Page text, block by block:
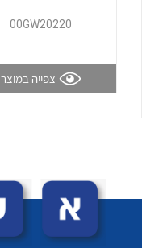
לכל מוצרי היצרן
00GW20220
צפייה במוצר